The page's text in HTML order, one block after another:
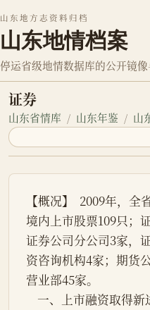
山东地方志资料归档
山东地情档案
停运省级地情数据库的公开镜像
证券
山东省情库 山东年鉴 山
【概况】  2009年，全
境内上市股票109只；
证券公司分公司3家，
资咨询机构4家；期货
营业部45家。